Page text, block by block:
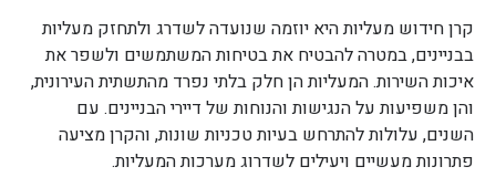
קרן חידוש מעליות היא יוזמה שנועדה לשדרג ולתחזק מעליות
בבניינים, במטרה להבטיח את בטיחות המשתמשים ולשפר את
איכות השירות. המעליות הן חלק בלתי נפרד מהתשתית העירונית,
והן משפיעות על הנגישות והנוחות של דיירי הבניינים. עם
השנים, עלולות להתרחש בעיות טכניות שונות, והקרן מציעה
פתרונות מעשיים ויעילים לשדרוג מערכות המעליות.